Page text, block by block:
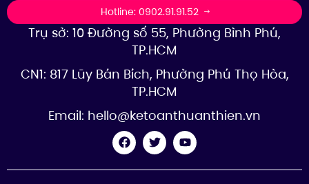
Hotline: 0902.91.91.52
Trụ sở: 10 Đường số 55, Phường Bình Phú,
TP.HCM
CN1: 817 Lũy Bán Bích, Phường Phú Thọ Hòa,
TP.HCM
Email: hello@ketoanthuanthien.vn